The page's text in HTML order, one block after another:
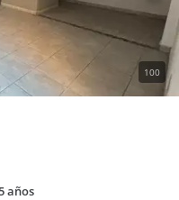
100
años